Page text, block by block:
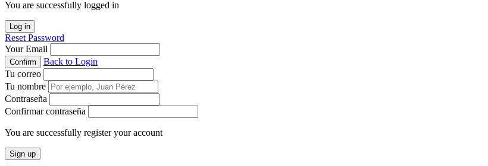
You are successfully logged in
Log in
Reset Password
Your Email
Confirm
Back to Login
Tu correo
Tu nombre
Contraseña
Confirmar contraseña
You are successfully register your account
Sign up